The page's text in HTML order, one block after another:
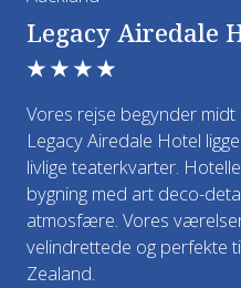
Måltider: Morgenmad
Overnatning: Outback
tilsvarende, Uluru
tilsvarende, Cairns
lange, og synet af dem i
glemmer man ikke lige
Sidst på dagen vender
regnskovens lyde og
Måltider: Morgenmad
Overnatning:
tilsvarende, Cairns
Legacy Airedale
★★★★
Vores rejse begynder
Legacy Airedale Hotel
livlige teaterkvarter.
bygning med art deco-
atmosfære. Vores
velindrettede og perfekte
Zealand.